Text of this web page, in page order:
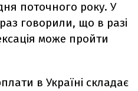
поточного року. У
говорили, що в разі
може пройти
в Україні складає